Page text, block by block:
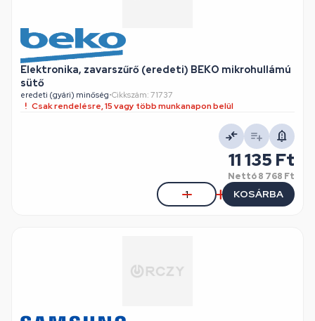
Elektronika, zavarszűrő (eredeti) BEKO mikrohullámú
sütő
eredeti (gyári) minőség•Cikkszám: 71737
Csak rendelésre, 15 vagy több munkanapon belül
11 135 Ft
Nettó8 768 Ft
KOSÁRBA